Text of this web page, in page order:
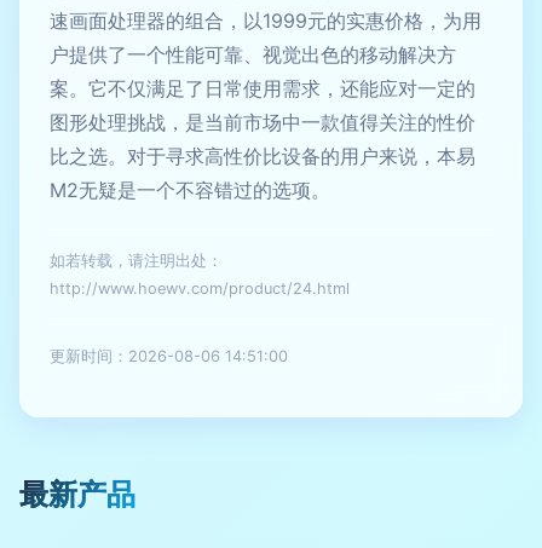
速画面处理器的组合，以1999元的实惠价格，为用
户提供了一个性能可靠、视觉出色的移动解决方
案。它不仅满足了日常使用需求，还能应对一定的
图形处理挑战，是当前市场中一款值得关注的性价
比之选。对于寻求高性价比设备的用户来说，本易
M2无疑是一个不容错过的选项。
如若转载，请注明出处：
http://www.hoewv.com/product/24.html
更新时间：2026-08-06 14:51:00
最新产品